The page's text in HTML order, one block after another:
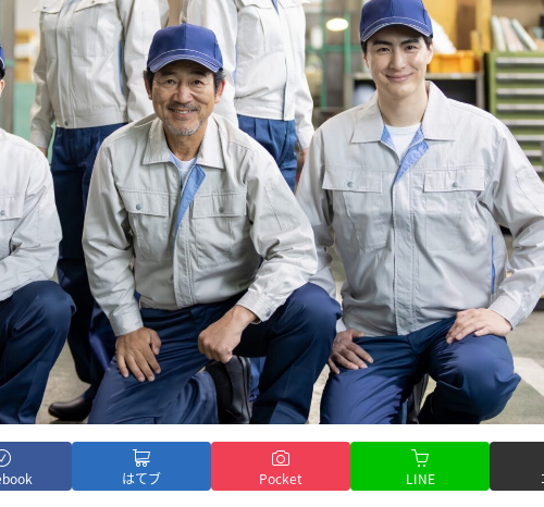
はてブ Pocket LINE